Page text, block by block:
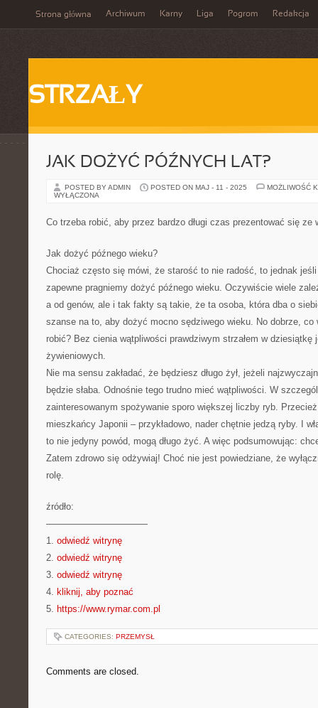
Strona główna Archiwum Karny Liga Pogrom Redakcja
STRZAŁY
JAK DOŻYĆ PÓŹNYCH LAT?
POSTED BY ADMIN POSTED ON MAJ - 11 - 2025
MOŻLIWOŚĆ
WYŁĄCZONA
Co trzeba robić, aby przez bardzo długi czas prezentować się ze
Jak dożyć późnego wieku?
Chociaż często się mówi, że starość to nie radość, to jednak
zapewne pragniemy dożyć późnego wieku. Oczywiście wiele
a od genów, ale i tak fakty są takie, że ta osoba, która dba o
szanse na to, aby dożyć mocno sędziwego wieku. No dobrze, co
robić? Bez cienia wątpliwości prawdziwym strzałem w dziesiątkę
żywieniowych.
Nie ma sensu zakładać, że będziesz długo żył, jeżeli
będzie słaba. Odnośnie tego trudno mieć wątpliwości. W
zainteresowanym spożywanie sporo większej liczby ryb.
mieszkańcy Japonii – przykładowo, nader chętnie jedzą ryby. I
to nie jedyny powód, mogą długo żyć. A więc podsumowując:
Zatem zdrowo się odżywiaj! Choć nie jest powiedziane, że
rolę.
źródło:
———————————
1. odwiedź witrynę
2. odwiedź witrynę
3. odwiedź witrynę
4. kliknij, aby poznać
5. https://www.rymar.com.pl
CATEGORIES: PRZEMYSŁ
Comments are closed.